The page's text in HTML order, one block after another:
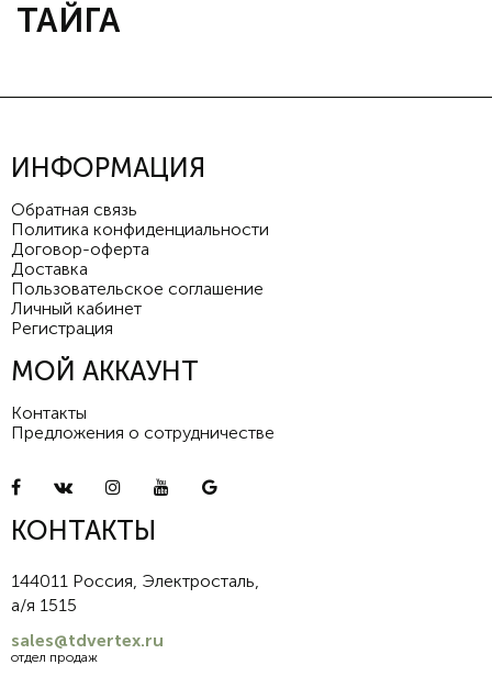
ТАЙГА
ИНФОРМАЦИЯ
Обратная связь
Политика конфиденциальности
Договор-оферта
Доставка
Пользовательское соглашение
Личный кабинет
Регистрация
МОЙ АККАУНТ
Контакты
Предложения о сотрудничестве
КОНТАКТЫ
144011 Россия, Электросталь,
а/я 1515
sales@tdvertex.ru
отдел продаж